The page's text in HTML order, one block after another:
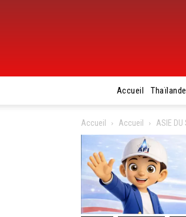
Accueil Thaïlande
Accueil Accueil ASIE